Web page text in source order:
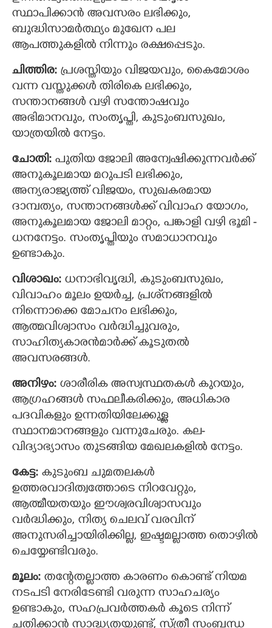
സ്ഥാപിക്കാന്‍ അവസരം ലഭിക്കും,
ബുദ്ധിസാമര്‍ത്ഥ്യം മുഖേന പല
ആപത്തുകളില്‍ നിന്നും രക്ഷപ്പെടും.
ചിത്തിര: പ്രശസ്തിയും വിജയവും, കൈമോശം
വന്ന വസ്തുക്കൾ തിരികെ ലഭിക്കും,
സന്താനങ്ങൾ വഴി സന്തോഷവും
അഭിമാനവും, സംതൃപ്തി, കുടുംബസുഖം,
യാത്രയില്‍ നേട്ടം.
ചോതി: പുതിയ ജോലി അന്വേഷിക്കുന്നവര്‍ക്ക്
അനുകൂലമായ മറുപടി ലഭിക്കും,
അന്യരാജ്യത്ത് വിജയം, സുഖകരമായ
ദാമ്പത്യം, സന്താനങ്ങൾക്ക് വിവാഹ യോഗം,
അനുകൂലമായ ജോലി മാറ്റം, പങ്കാളി വഴി ഭൂമി -
ധനനേട്ടം. സംതൃപ്തിയും സമാധാനവും
ഉണ്ടാകും.
വിശാഖം: ധനാഭിവൃദ്ധി, കുടുംബസുഖം,
വിവാഹം മൂലം ഉയര്‍ച്ച, പ്രശ്‌നങ്ങളില്‍
നിന്നൊക്കെ മോചനം ലഭിക്കും,
ആത്മവിശ്വാസം വര്‍ദ്ധിച്ചുവരും,
സാഹിത്യകാരന്‍മാര്‍ക്ക് കൂടുതല്‍
അവസരങ്ങൾ.
അനിഴം: ശാരീരിക അസ്വസ്ഥതകൾ കുറയും,
ആഗ്രഹങ്ങൾ സഫലീകരിക്കും, അധികാര
പദവികളും ഉന്നതിയിലേക്കുള്ള
സ്ഥാനമാനങ്ങളും വന്നുചേരും. കല-
വിദ്യാഭ്യാസം തുടങ്ങിയ മേഖലകളില്‍ നേട്ടം.
കേട്ട: കുടുംബ ചുമതലകള്‍
ഉത്തരവാദിത്വത്തോടെ നിറവേറ്റും,
ആത്മീയതയും ഈശ്വരവിശ്വാസവും
വർദ്ധിക്കും, നിത്യ ചെലവ് വരവിന്
അനുസരിച്ചായിരിക്കില്ല, ഇഷ്ടമല്ലാത്ത തൊഴില്‍
ചെയ്യേണ്ടിവരും.
മൂലം: തന്റേതല്ലാത്ത കാരണം കൊണ്ട് നിയമ
നടപടി നേരിടേണ്ടി വരുന്ന സാഹചര്യം
ഉണ്ടാകും, സഹപ്രവര്‍ത്തകര്‍ കൂടെ നിന്ന്